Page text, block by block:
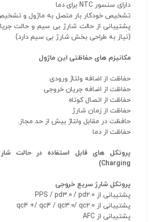
دارای سنسور NTC برای دما
تشخیص خودکار بار متصل به ماژول و
پشتیبانی از حالت شارژ بی سیم و حالت
(نیاز به طراحی بخش شارژ بی سیم دارد)
مکانیزم های حفاظتی این ماژول
حفاظت از اضافه ولتاژ ورودی
حفاظت از اضافه جریان خروجی
حفاظت از اتصال کوتاه
حفاظت از زمان شارژ
حافظت در مقابل ولتاژ بیش از حد مجاز.
حفاظت از دما
Charging)
پروتکل شارژ سریع خروجی
پشتیبانی از PPS / pd3.0 / pd2.0
پشتیبانی از qc4 +/ qc4 / qc3.0/ qc2.0
پشتیبانی از AFC